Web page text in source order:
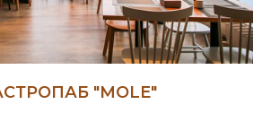
"MOLE"